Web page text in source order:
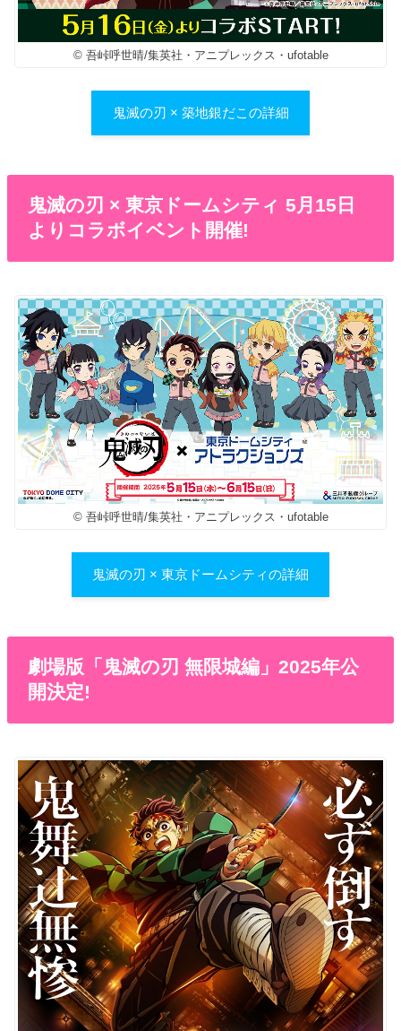
© 吾峠呼世晴/集英社・アニプレックス・ufotable
鬼滅の刃 × 築地銀だこの詳細
鬼滅の刃 × 東京ドームシティ 5月15日
よりコラボイベント開催!
© 吾峠呼世晴/集英社・アニプレックス・ufotable
鬼滅の刃 × 東京ドームシティの詳細
劇場版「鬼滅の刃 無限城編」2025年公
開決定!